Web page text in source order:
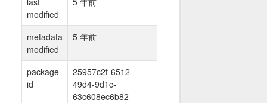
modified
metadata
modified
5 年前
package
id
25957c2f-6512-
49d4-9d1c-
63c608ec6b82